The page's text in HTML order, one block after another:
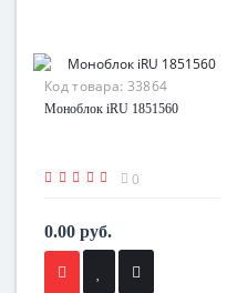
Код товара: 33864
Моноблок iRU 1851560
0
0.00 руб.